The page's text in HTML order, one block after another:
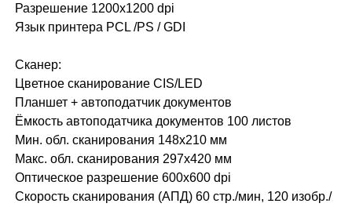
Разрешение 1200x1200 dpi
Язык принтера PCL /PS / GDI
Сканер:
Цветное сканирование CIS/LED
Планшет + автоподатчик документов
Ёмкость автоподатчика документов 100 листов
Мин. обл. сканирования 148х210 мм
Макс. обл. сканирования 297x420 мм
Оптическое разрешение 600x600 dpi
Скорость сканирования (АПД) 60 стр./мин, 120 изобр./